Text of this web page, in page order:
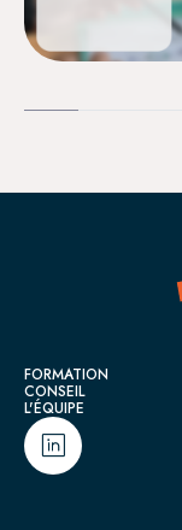
FORMATION
CONSEIL
L'ÉQUIPE